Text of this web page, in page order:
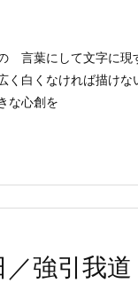
言葉にして文字に現
く白くなければ描けな
な心創を
／強引我